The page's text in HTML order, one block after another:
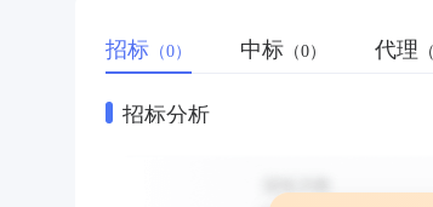
招标 （0） 中标 （0） 代理
招标分析